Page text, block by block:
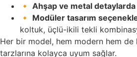
🔸 Ahşap ve metal
🔸 Modüler tasarım
koltuk, üçlü-ikili tekli
Her bir model, hem modern hem
tarzlarına kolayca uyum sağlar.